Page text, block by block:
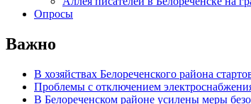
Опросы
Важно
В хозяйствах Белореченского района
Проблемы с отключением
В Белореченском районе усилены меры